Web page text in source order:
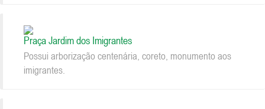
Praça Jardim dos Imigrantes
Possui arborização centenária, coreto, monumento aos
imigrantes.